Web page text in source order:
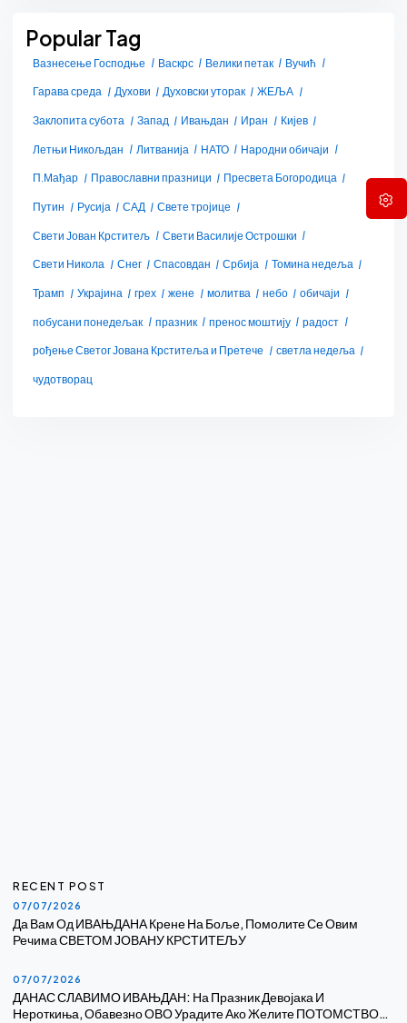
Popular Tag
Вазнесење Господње Васкрс Велики петак
Вучић
Гарава среда
Духови Духовски уторак
ЖЕЉА
Заклопита субота
Запад Ивањдан Иран
Кијев
Летњи Никољдан
Литванија НАТО
Народни обичаји
П.Мађар
Православни празници
Пресвета Богородица
Путин
Русија САД
Свете тројице
Свети Јован Крститељ
Свети Василије Острошки
Свети Никола
Снег Спасовдан Србија
Томина недеља
Трамп
Украјина грех жене молитва небо
обичаји
побусани понедељак
празник пренос моштију
радост
рођење Светог Јована Крститеља и Претече
светла недеља
чудотворац
RECENT POST
07/07/2026
Да Вам Од ИВАЊДАНА Крене На Боље, Помолите Се Овим
Речима СВЕТОМ ЈОВАНУ КРСТИТЕЉУ
07/07/2026
ДАНАС СЛАВИМО ИВАЊДАН: На Празник Девојака И
Нероткиња, Обавезно ОВО Урадите Ако Желите ПОТОМСТВО…